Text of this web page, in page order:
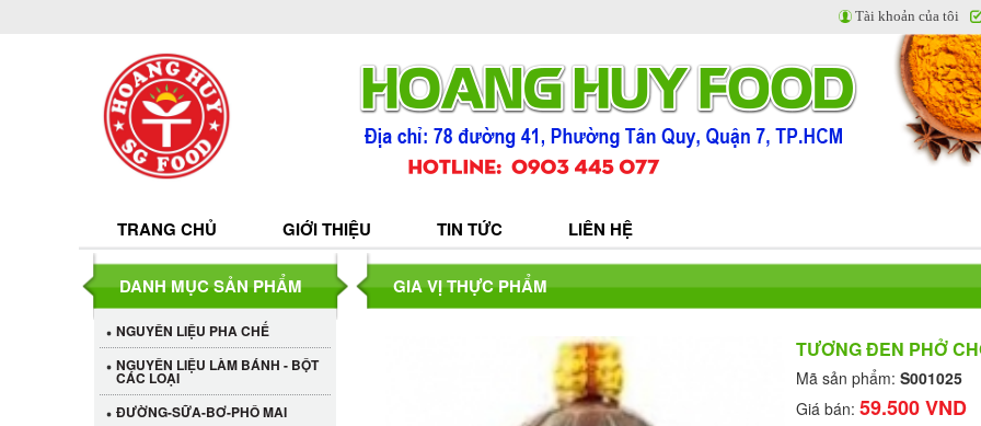
TRANG CHỦ GIỚI THIỆU TIN TỨC LIÊN HỆ
Tài khoản của tôi
GIA VỊ THỰC PHẨM
TƯƠNG ĐEN PHỞ
Mã sản phẩm: S001025
Giá bán: 59.500 VND
DANH MỤC SẢN PHẨM
NGUYÊN LIỆU PHA CHẾ
NGUYÊN LIỆU LÀM BÁNH - BỘT
CÁC LOẠI
ĐƯỜNG-SỮA-BƠ-PHÔ MAI